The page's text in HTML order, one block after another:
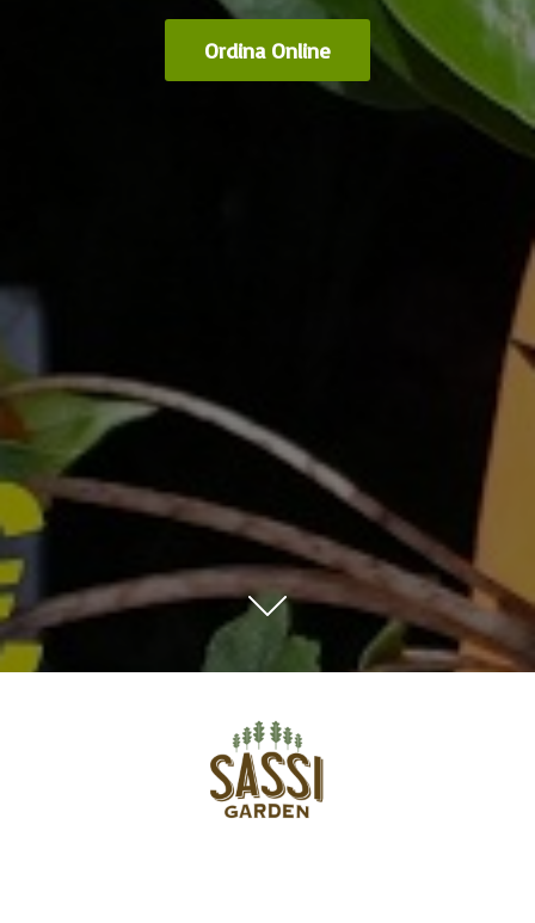
Ordina Online